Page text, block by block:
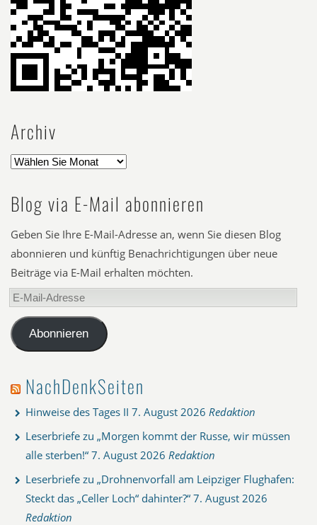
Archiv
Blog via E-Mail abonnieren
Geben Sie Ihre E-Mail-Adresse an, wenn Sie diesen Blog
abonnieren und künftig Benachrichtigungen über neue
Beiträge via E-Mail erhalten möchten.
E-
Mail-
AdresseAbonnieren
NachDenkSeiten
Hinweise des Tages II 7. August 2026 Redaktion
Leserbriefe zu „Morgen kommt der Russe, wir müssen
alle sterben!“ 7. August 2026 Redaktion
Leserbriefe zu „Drohnenvorfall am Leipziger Flughafen:
Steckt das „Celler Loch“ dahinter?“ 7. August 2026
Redaktion